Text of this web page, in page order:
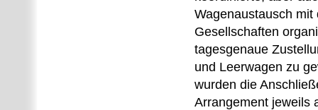
Wagenaustausch mit
Gesellschaften
tagesgenaue
und Leerwagen zu
wurden die
Arrangement jeweils